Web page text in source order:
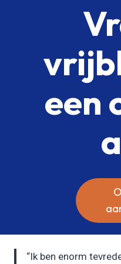
een
“Ik ben enorm